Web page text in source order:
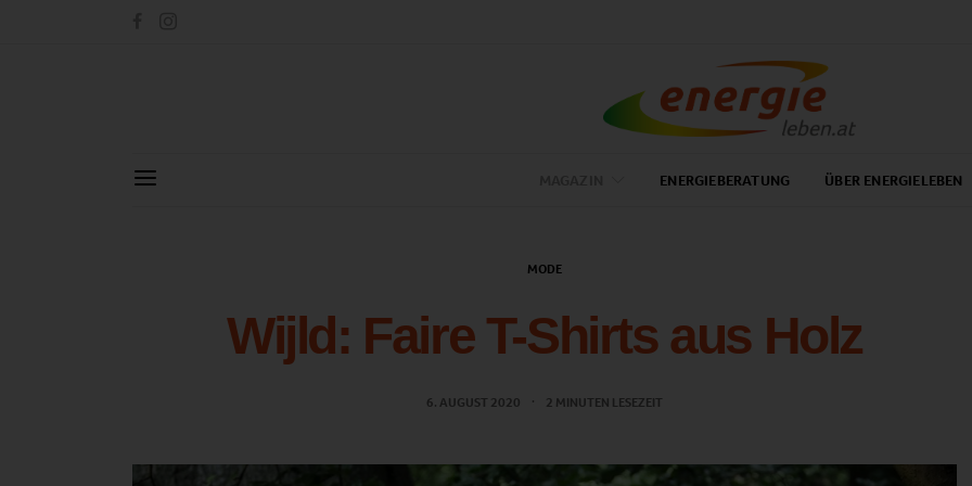
ENERGIEBERATUNG ÜBER ENERGIELEBEN
MODE
Wijld: Faire T-Shirts aus Holz
6. AUGUST 2020 2 MINUTEN LESEZEIT